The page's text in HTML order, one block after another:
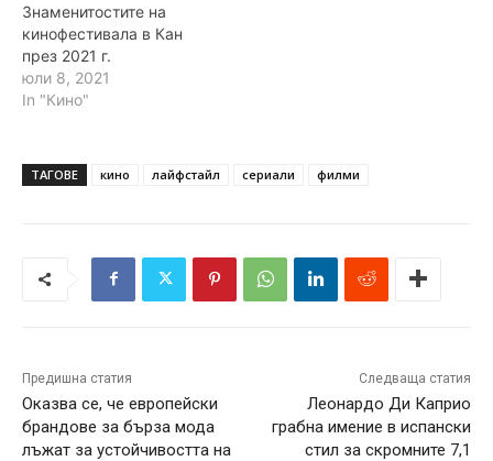
Знаменитостите на
кинофестивала в Кан
през 2021 г.
юли 8, 2021
In "Кино"
ТАГОВЕ кино лайфстайл сериали филми
Предишна статия
Оказва се, че европейски
брандове за бърза мода
лъжат за устойчивостта на
Следваща статия
Леонардо Ди Каприо
грабна имение в испански
стил за скромните 7,1